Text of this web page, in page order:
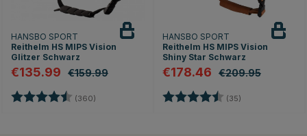
HANSBO SPORT
Reithelm HS MIPS Vision
Glitzer Schwarz
€135.99 €159.99
Bewertung: (360) 4.7 von 5 Sternen
HANSBO SPORT
Reithelm HS MIPS Vision
Shiny Star Schwarz
€178.46 €209.95
Bewertung: (35)